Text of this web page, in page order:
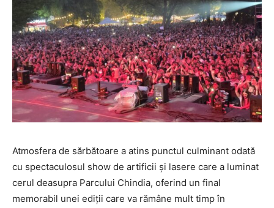
Atmosfera de sărbătoare a atins punctul culminant odată
cu spectaculosul show de artificii și lasere care a luminat
cerul deasupra Parcului Chindia, oferind un final
memorabil unei ediții care va rămâne mult timp în